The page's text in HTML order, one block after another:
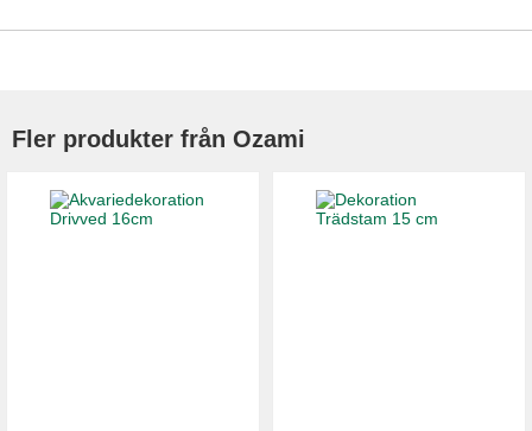
Fler produkter från Ozami